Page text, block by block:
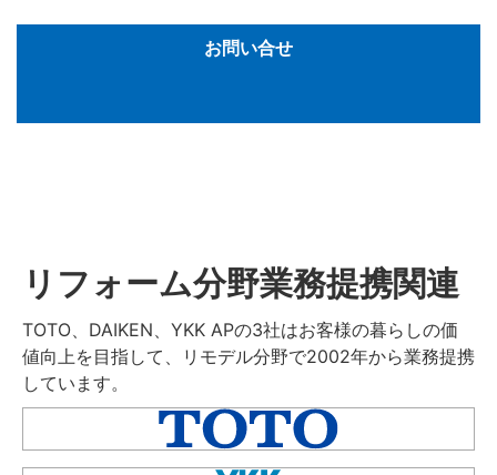
お問い合せ
リフォーム分野業務提携関連
TOTO、DAIKEN、YKK APの3社はお客様の暮らしの価
値向上を目指して、リモデル分野で2002年から業務提携
しています。